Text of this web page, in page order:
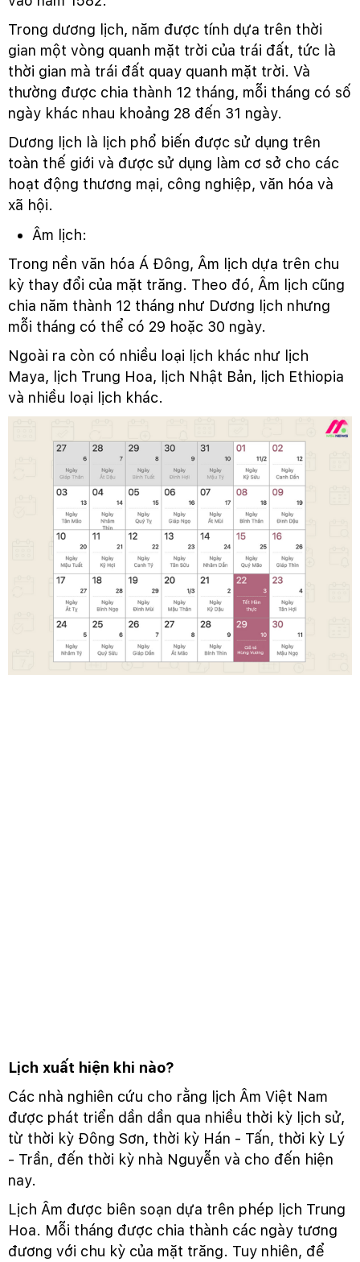
Trong dương lịch, năm được tính dựa trên thời
gian một vòng quanh mặt trời của trái đất, tức là
thời gian mà trái đất quay quanh mặt trời. Và
thường được chia thành 12 tháng, mỗi tháng có số
ngày khác nhau khoảng 28 đến 31 ngày.
Dương lịch là lịch phổ biến được sử dụng trên
toàn thế giới và được sử dụng làm cơ sở cho các
hoạt động thương mại, công nghiệp, văn hóa và
xã hội.
Âm lịch:
Trong nền văn hóa Á Đông, Âm lịch dựa trên chu
kỳ thay đổi của mặt trăng. Theo đó, Âm lịch cũng
chia năm thành 12 tháng như Dương lịch nhưng
mỗi tháng có thể có 29 hoặc 30 ngày.
Ngoài ra còn có nhiều loại lịch khác như lịch
Maya, lịch Trung Hoa, lịch Nhật Bản, lịch Ethiopia
và nhiều loại lịch khác.
Lịch xuất hiện khi nào?
Các nhà nghiên cứu cho rằng lịch Âm Việt Nam
được phát triển dần dần qua nhiều thời kỳ lịch sử,
từ thời kỳ Đông Sơn, thời kỳ Hán - Tấn, thời kỳ Lý
- Trần, đến thời kỳ nhà Nguyễn và cho đến hiện
nay.
Lịch Âm được biên soạn dựa trên phép lịch Trung
Hoa. Mỗi tháng được chia thành các ngày tương
đương với chu kỳ của mặt trăng. Tuy nhiên, để